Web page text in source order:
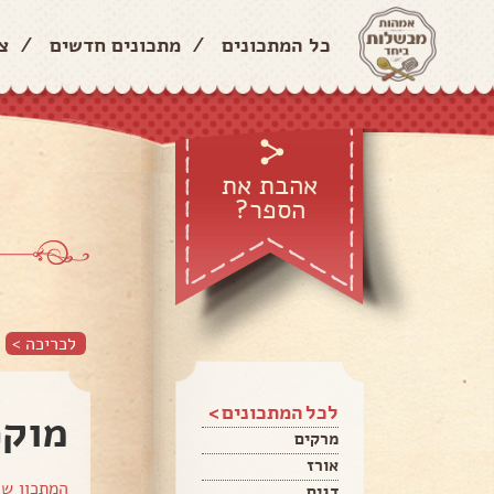
כל המתכונים / מתכונים חדשים /
אהבת את
הספר?
לכל המתכונים >
מרקים
אורז
לכריכה >
המתכון